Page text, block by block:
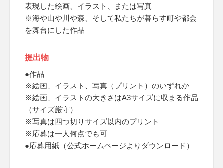
表現した絵画、イラスト、または写真
※海や山や川や森、そして私たちが暮らす町や都会
を舞台にした作品
提出物
●作品
※絵画、イラスト、写真（プリント）のいずれか
※絵画、イラストの大きさはA3サイズに収まる作品
（サイズ厳守）
※写真は四つ切りサイズ以内のプリント
※応募は一人何点でも可
●応募用紙（公式ホームページよりダウンロード）